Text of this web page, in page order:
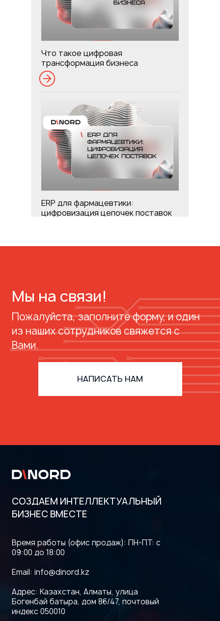
Что такое цифровая
трансформация бизнеса
ERP для фармацевтики:
цифровизация цепочек поставок
Дорожная карта информационной
безопасности бизнеса: пошаговое
Годовое ИТ-бюджетирование:
Мы на связи!
Пожалуйста, заполните форму, и один
из наших сотрудников свяжется с
Вами.
НАПИСАТЬ НАМ
СОЗДАЕМ ИНТЕЛЛЕКТУАЛЬНЫЙ
БИЗНЕС ВМЕСТЕ
Время работы (офис продаж): ПН-ПТ: с
09:00 до 18:00
Email: info@dinord.kz
Адрес: Казахстан, Алматы, улица
Богенбай батыра, дом 86/47, почтовый
индекс 050010